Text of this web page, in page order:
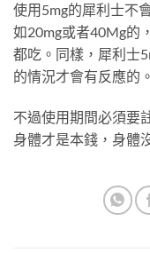
使用5mg的犀利士不
如20mg或者40Mg的
都吃。同樣，犀利士
的情況才會有反應的。
不過使用期間必須要
身體才是本錢，身體